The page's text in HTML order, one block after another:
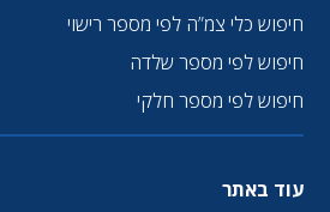
חיפוש כלי צמ”ה לפי מספר רישוי
חיפוש לפי מספר שלדה
חיפוש לפי מספר חלקי
עוד באתר